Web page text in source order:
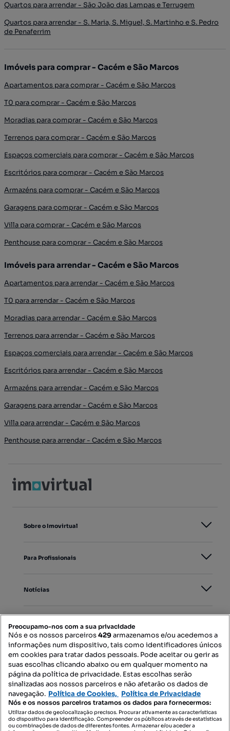
Quartos para arrendar - São João das Lampas e Terrugem
Quartos para arrendar - S. Maria, S. Miguel, S. Martinho e S. Pedro
de Penaferrim
Imóveis para comprar - Cacém e São Marcos
Apartamentos para comprar - Cacém e São Marcos
T0 para comprar - Cacém e São Marcos
Moradias para comprar - Cacém e São Marcos
Terrenos para comprar - Cacém e São Marcos
Espaços comerciais para comprar - Cacém e São Marcos
Escritórios para comprar - Cacém e São Marcos
Armazéns para comprar - Cacém e São Marcos
Garagens para comprar - Cacém e São Marcos
Villa para comprar - Cacém e São Marcos
Penthouse para comprar - Cacém e São Marcos
Imóveis para arrendar - Cacém e São Marcos
Apartamentos para arrendar - Cacém e São Marcos
T0 para arrendar - Cacém e São Marcos
Moradias para arrendar - Cacém e São Marcos
Terrenos para arrendar - Cacém e São Marcos
Espaços comerciais para arrendar - Cacém e São Marcos
Escritórios para arrendar - Cacém e São Marcos
Armazéns para arrendar - Cacém e São Marcos
Garagens para arrendar - Cacém e São Marcos
Villa para arrendar - Cacém e São Marcos
Penthouse para arrendar - Cacém e São Marcos
Sobre o Imovirtual
Para Profissionais
Notícias
Mapa do Site
Contacte-nos
SIGA-NOS:
Preocupamo-nos com a sua privacidade
Nós e os nossos parceiros429armazenamos e/ou acedemos a
informações num dispositivo, tais como identificadores únicos
em cookies para tratar dados pessoais. Pode aceitar ou gerir as
suas escolhas clicando abaixo ou em qualquer momento na
página da política de privacidade. Estas escolhas serão
sinalizadas aos nossos parceiros e não afetarão os dados de
navegação. Política de Cookies, Política de Privacidade
Nós e os nossos parceiros tratamos os dados para fornecermos:
Utilizar dados de geolocalização precisos. Procurar ativamente as características
do dispositivo para identificação. Compreender os públicos através de estatísticas
ou combinações de dados de diferentes fontes. Armazenar e/ou aceder a